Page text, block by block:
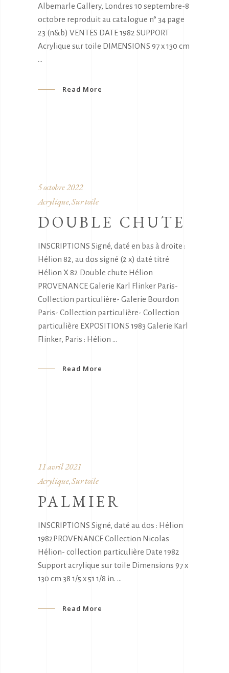
Albemarle Gallery, Londres 10 septembre-8
octobre reproduit au catalogue n° 34 page
23 (n&b) VENTES DATE 1982 SUPPORT
Acrylique sur toile DIMENSIONS 97 x 130 cm
Read More
5 octobre 2022
Acrylique Sur toile
DOUBLE CHUTE
INSCRIPTIONS Signé, daté en bas à droite :
Hélion 82, au dos signé (2 x) daté titré
Hélion X 82 Double chute Hélion
PROVENANCE Galerie Karl Flinker Paris-
Collection particulière- Galerie Bourdon
Paris- Collection particulière- Collection
particulière EXPOSITIONS 1983 Galerie Karl
Flinker, Paris : Hélion
Read More
11 avril 2021
Acrylique, Sur toile
PALMIER
INSCRIPTIONS Signé, daté au dos : Hélion
1982PROVENANCE Collection Nicolas
Hélion- collection particulière Date 1982
Support acrylique sur toile Dimensions 97 x
130 cm 38 1/5 x 51 1/8 in.
Read More